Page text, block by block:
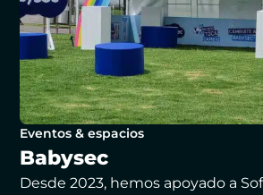
Eventos & espacios
Babysec
Desde 2023, hemos apoyado a